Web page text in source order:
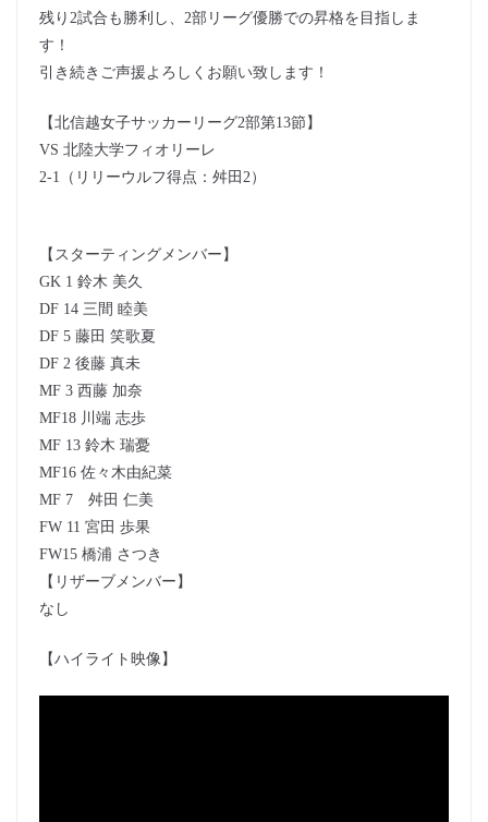
残り2試合も勝利し、2部リーグ優勝での昇格を目指しま
す！
引き続きご声援よろしくお願い致します！
【北信越女子サッカーリーグ2部第13節】
VS 北陸大学フィオリーレ
2-1（リリーウルフ得点：舛田2）
【スターティングメンバー】
GK 1 鈴木 美久
DF 14 三間 睦美
DF 5 藤田 笑歌夏
DF 2 後藤 真未
MF 3 西藤 加奈
MF18 川端 志歩
MF 13 鈴木 瑞憂
MF16 佐々木由紀菜
MF 7 舛田 仁美
FW 11 宮田 歩果
FW15 橋浦 さつき
【リザーブメンバー】
なし
【ハイライト映像】